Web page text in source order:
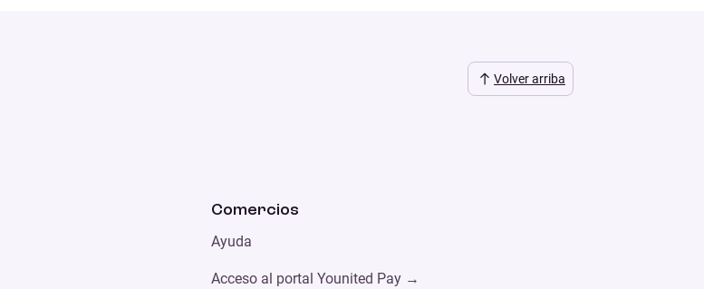
Volver arriba
Comercios
Ayuda
Acceso al portal Younited Pay →